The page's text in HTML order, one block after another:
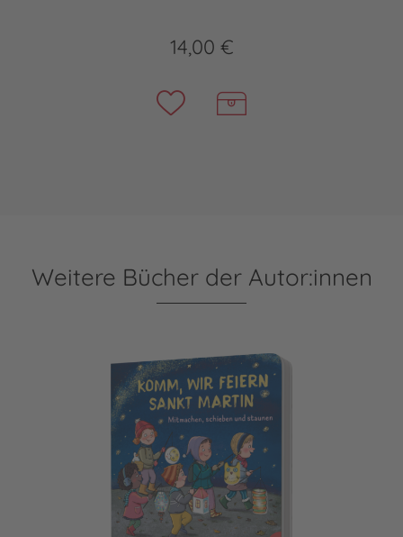
14,00 €
Weitere Bücher der Autor:innen
Dein kleiner Begleiter: Komm, wir feiern Sankt Martin